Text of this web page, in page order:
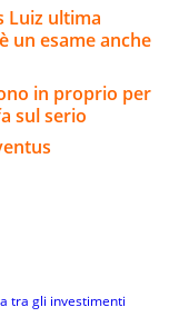
Luiz ultima
un esame anche
in proprio per
sul serio
tra gli investimenti